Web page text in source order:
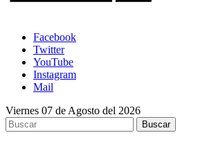
Facebook
Twitter
YouTube
Instagram
Mail
Viernes 07 de Agosto del 2026